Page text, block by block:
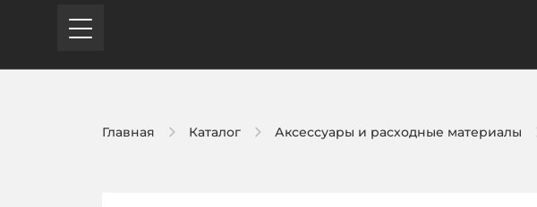
Главная Каталог Аксессуары и расходные материалы